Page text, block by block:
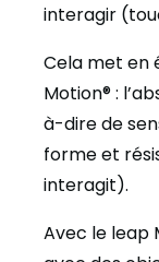
interagir
Cela met en
Motion® :
à-dire de
forme et
interagit).
Avec le leap